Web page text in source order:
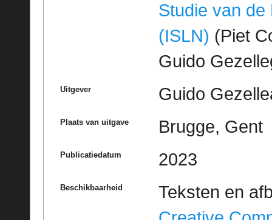
Studie van de
(ISLN) (Piet
Guido
Uitgever Guido
Plaats van uitgave Brugge, Gent
Publicatiedatum 2023
Beschikbaarheid
Teksten en